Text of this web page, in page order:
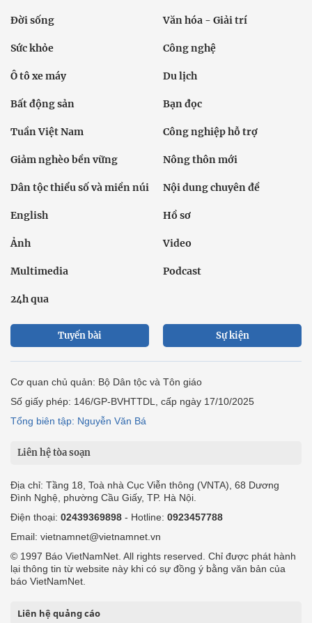
Đời sống Văn hóa - Giải trí
Sức khỏe Công nghệ
Ô tô xe máy Du lịch
Bất động sản Bạn đọc
Tuần Việt Nam Công nghiệp hỗ trợ
Giảm nghèo bền vững Nông thôn mới
Dân tộc thiểu số và miền núi Nội dung chuyên đề
English Hồ sơ
Ảnh Video
Multimedia Podcast
24h qua
Tuyến bài Sự kiện
Cơ quan chủ quản: Bộ Dân tộc và Tôn giáo
Số giấy phép: 146/GP-BVHTTDL, cấp ngày 17/10/2025
Tổng biên tập: Nguyễn Văn Bá
Liên hệ tòa soạn
Địa chỉ: Tầng 18, Toà nhà Cục Viễn thông (VNTA), 68 Dương
Đình Nghệ, phường Cầu Giấy, TP. Hà Nội.
Điện thoại: 02439369898 - Hotline: 0923457788
Email: vietnamnet@vietnamnet.vn
© 1997 Báo VietNamNet. All rights reserved. Chỉ được phát hành
lại thông tin từ website này khi có sự đồng ý bằng văn bản của
báo VietNamNet.
Liên hệ quảng cáo